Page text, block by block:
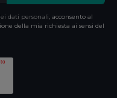
dati personali, acconsento al
della mia richiesta ai sensi del